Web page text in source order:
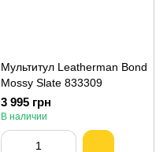
Мультитул Leatherman Bond
Mossy Slate 833309
3 995 грн
В наличии